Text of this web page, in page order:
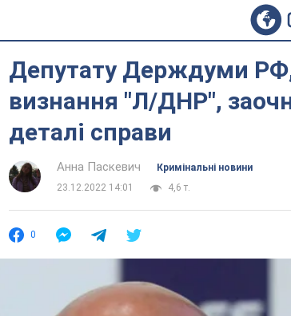
Депутату Держдуми РФ,
визнання "Л/ДНР",
деталі справи
Анна Паскевич
Кримінальні новини
23.12.2022 14:01
4,6 т.
0